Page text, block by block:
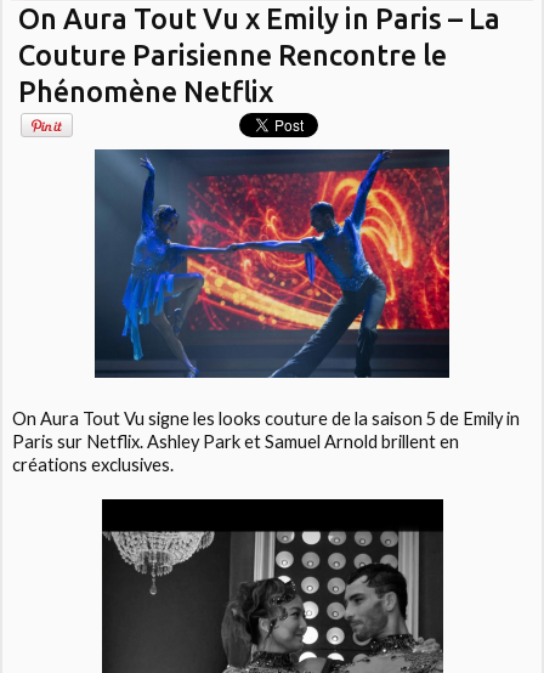
On Aura Tout Vu x Emily in Paris – La
Couture Parisienne Rencontre le
Phénomène Netflix
On Aura Tout Vu signe les looks couture de la saison 5 de Emily in
Paris sur Netflix. Ashley Park et Samuel Arnold brillent en
créations exclusives.